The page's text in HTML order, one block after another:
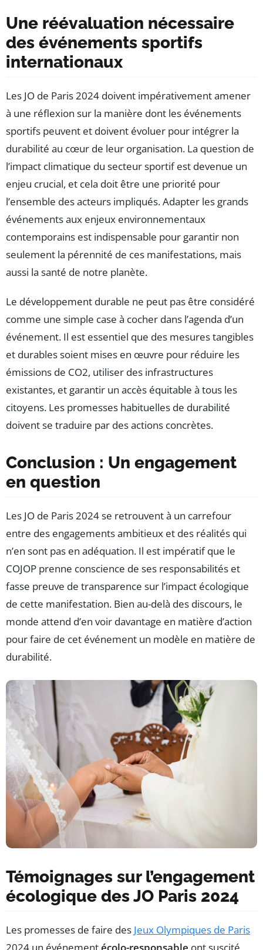
Une réévaluation nécessaire
des événements sportifs
internationaux
Les JO de Paris 2024 doivent impérativement amener
à une réflexion sur la manière dont les événements
sportifs peuvent et doivent évoluer pour intégrer la
durabilité au cœur de leur organisation. La question de
l’impact climatique du secteur sportif est devenue un
enjeu crucial, et cela doit être une priorité pour
l’ensemble des acteurs impliqués. Adapter les grands
événements aux enjeux environnementaux
contemporains est indispensable pour garantir non
seulement la pérennité de ces manifestations, mais
aussi la santé de notre planète.
Le développement durable ne peut pas être considéré
comme une simple case à cocher dans l’agenda d’un
événement. Il est essentiel que des mesures tangibles
et durables soient mises en œuvre pour réduire les
émissions de CO2, utiliser des infrastructures
existantes, et garantir un accès équitable à tous les
citoyens. Les promesses habituelles de durabilité
doivent se traduire par des actions concrètes.
Conclusion : Un engagement
en question
Les JO de Paris 2024 se retrouvent à un carrefour
entre des engagements ambitieux et des réalités qui
n’en sont pas en adéquation. Il est impératif que le
COJOP prenne conscience de ses responsabilités et
fasse preuve de transparence sur l’impact écologique
de cette manifestation. Bien au-delà des discours, le
monde attend d’en voir davantage en matière d’action
pour faire de cet événement un modèle en matière de
durabilité.
Témoignages sur l’engagement
écologique des JO Paris 2024
Les promesses de faire des Jeux Olympiques de Paris
2024 un événementécolo-responsable ont suscité